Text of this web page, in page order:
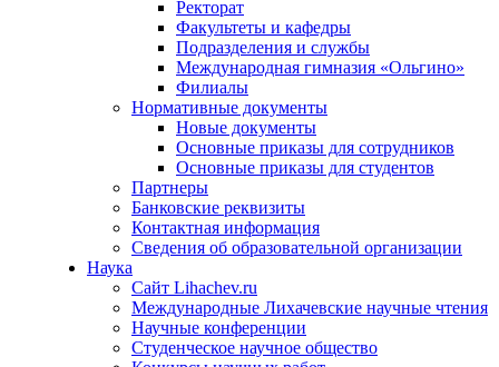
Ректорат
Факультеты и кафедры
Подразделения и службы
Международная гимназия «Ольгино»
Филиалы
Нормативные документы
Новые документы
Основные приказы для сотрудников
Основные приказы для студентов
Партнеры
Банковские реквизиты
Контактная информация
Сведения об образовательной организации
Наука
Сайт Lihachev.ru
Международные Лихачевские научные чтения
Научные конференции
Студенческое научное общество